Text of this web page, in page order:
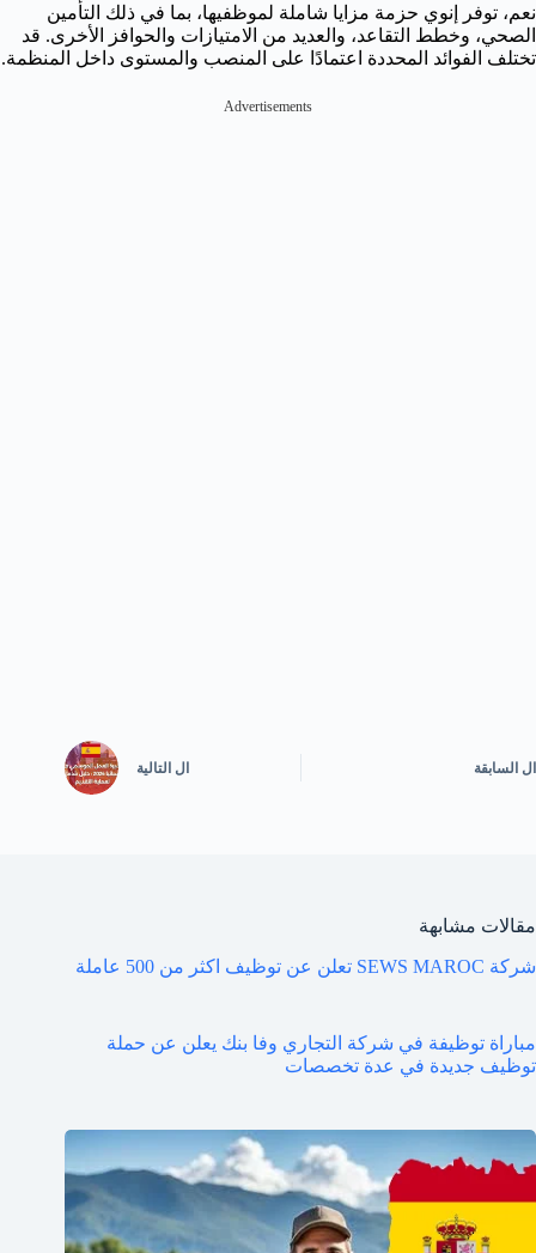
نعم، توفر إنوي حزمة مزايا شاملة لموظفيها، بما في ذلك التأمين
الصحي، وخطط التقاعد، والعديد من الامتيازات والحوافز الأخرى. قد
تختلف الفوائد المحددة اعتمادًا على المنصب والمستوى داخل المنظمة.
Advertisements
ال السابقة ال التالية
مقالات مشابهة
شركة SEWS MAROC تعلن عن توظيف اكثر من 500 عاملة
مباراة توظيفة في شركة التجاري وفا بنك يعلن عن حملة
توظيف جديدة في عدة تخصصات